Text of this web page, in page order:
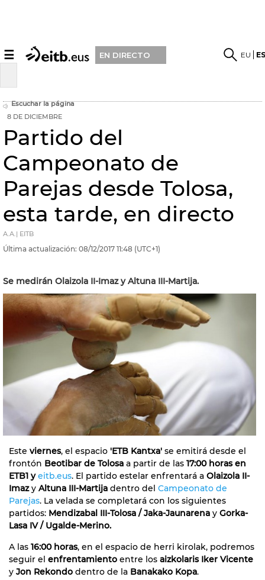
☰ EN DIRECTO EU
Escuchar la página
8 DE DICIEMBRE
Partido del
Campeonato de
Parejas desde Tolosa,
esta tarde, en directo
A.A.| EITB
Última actualización: 08/12/2017 11:48 (UTC+1)
Se medirán Olaizola II-Imaz y Altuna III-Martija.
Este viernes, el espacio 'ETB Kantxa' se emitirá desde el
frontón Beotibar de Tolosa a partir de las 17:00 horas en
ETB1 yeitb.eus. El partido estelar enfrentará a Olaizola II-
Imazy Altuna III-Martija dentro del Campeonato de
Parejas. La velada se completará con los siguientes
partidos: Mendizabal III-Tolosa / Jaka-Jaunarena y Gorka-
Lasa IV / Ugalde-Merino.
A las 16:00 horas, en el espacio de herri kirolak, podremos
seguir el enfrentamiento entre los aizkolaris Iker Vicente
y Jon Rekondo dentro de la Banakako Kopa.